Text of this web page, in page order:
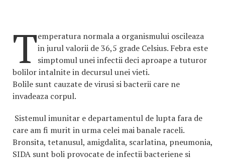
Temperatura normala a organismului oscileaza
in jurul valorii de 36,5 grade Celsius. Febra este
simptomul unei infectii deci aproape a tuturor
bolilor intalnite in decursul unei vieti.
Bolile sunt cauzate de virusi si bacterii care ne
invadeaza corpul.
Sistemul imunitar e departamentul de lupta fara de
care am fi murit in urma celei mai banale raceli.
Bronsita, tetanusul, amigdalita, scarlatina, pneumonia,
SIDA sunt boli provocate de infectii bacteriene si